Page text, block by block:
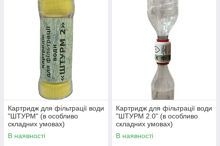
Картридж для фільтрації води
"ШТУРМ" (в особливо
складних умовах)
В наявності
Картридж для фільтрації води
"ШТУРМ 2.0" (в особливо
складних умовах)
В наявності